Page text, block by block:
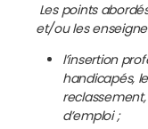
Les points
et/ou les
l’insertion
handicapés,
d’emploi ;